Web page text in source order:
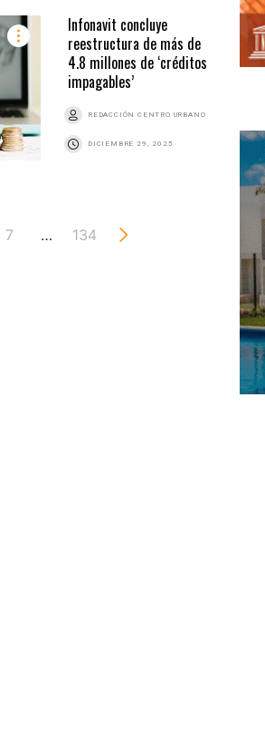
Infonavit concluye
reestructura de más de
4.8 millones de ‘créditos
impagables’
REDACCIÓN CENTRO URBANO
DICIEMBRE 29, 2025
7 … 134